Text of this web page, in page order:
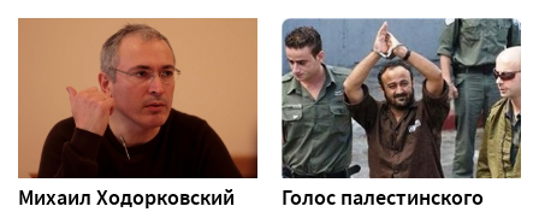
Михаил Ходорковский
Голос палестинского